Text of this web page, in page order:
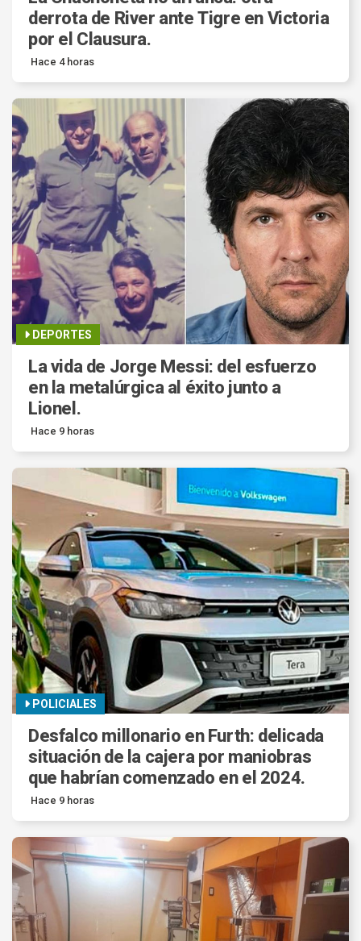
derrota de River ante Tigre en Victoria
por el Clausura.
Hace 4 horas
DEPORTES
La vida de Jorge Messi: del esfuerzo
en la metalúrgica al éxito junto a
Lionel.
Hace 9 horas
POLICIALES
Desfalco millonario en Furth: delicada
situación de la cajera por maniobras
que habrían comenzado en el 2024.
Hace 9 horas